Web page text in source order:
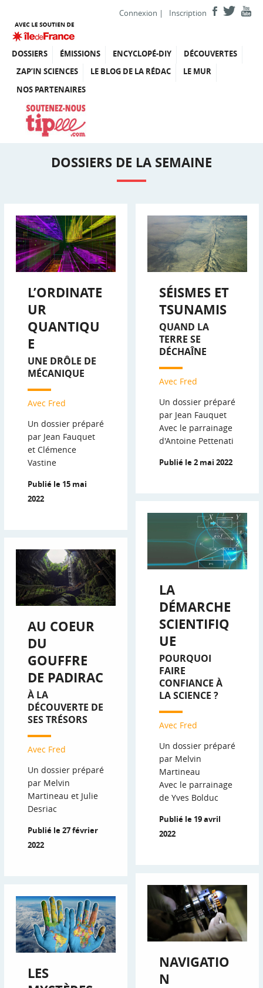
Connexion | Inscription
DOSSIERS ÉMISSIONS ENCYCLOPÉ-DIY
DÉCOUVERTES
ZAP’IN SCIENCES
LE BLOG DE LA RÉDAC
LE MUR
NOS PARTENAIRES
DOSSIERS DE LA SEMAINE
L’ORDINATE
UR
QUANTIQU
E
UNE DRÔLE DE
MÉCANIQUE
Avec Fred
Un dossier préparé
par Jean Fauquet
et Clémence
Vastine
Publié le 15 mai
2022
SÉISMES ET
TSUNAMIS
QUAND LA
TERRE SE
DÉCHAÎNE
Avec Fred
Un dossier préparé
par Jean Fauquet
Avec le parrainage
d'Antoine Pettenati
Publié le 2 mai 2022
LA
DÉMARCHE
SCIENTIFIQ
UE
POURQUOI
FAIRE
CONFIANCE À
LA SCIENCE ?
Avec Fred
Un dossier préparé
par Melvin
Martineau
Avec le parrainage
de Yves Bolduc
Publié le 19 avril
2022
AU COEUR
DU
GOUFFRE
DE PADIRAC
À LA
DÉCOUVERTE DE
SES TRÉSORS
Avec Fred
Un dossier préparé
par Melvin
Martineau et Julie
Desriac
Publié le 27 février
2022
NAVIGATIO
N
LES